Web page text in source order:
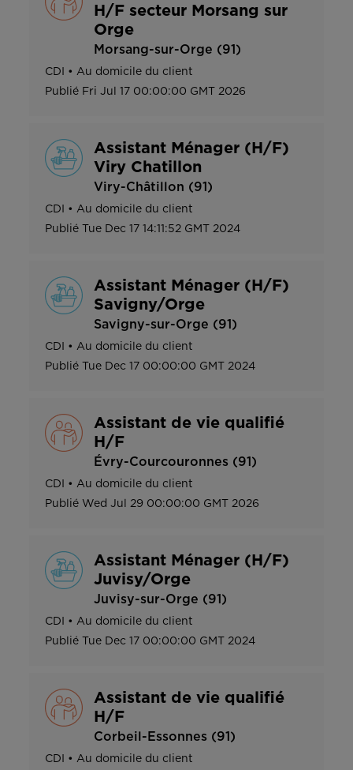
H/F secteur Morsang sur
Orge
Morsang-sur-Orge (91)
CDI • Au domicile du client
Publié Fri Jul 17 00:00:00 GMT 2026
Assistant Ménager (H/F)
Viry Chatillon
Viry-Châtillon (91)
CDI • Au domicile du client
Publié
Tue Dec 17 14:11:52 GMT 2024
Assistant Ménager (H/F)
Savigny/Orge
Savigny-sur-Orge (91)
CDI • Au domicile du client
Publié
Tue Dec 17 00:00:00 GMT 2024
Assistant de vie qualifié
H/F
Évry-Courcouronnes (91)
CDI • Au domicile du client
Publié Wed Jul 29 00:00:00 GMT 2026
Assistant Ménager (H/F)
Juvisy/Orge
Juvisy-sur-Orge (91)
CDI • Au domicile du client
Publié Tue Dec 17 00:00:00 GMT 2024
Assistant de vie qualifié
H/F
Corbeil-Essonnes (91)
CDI • Au domicile du client